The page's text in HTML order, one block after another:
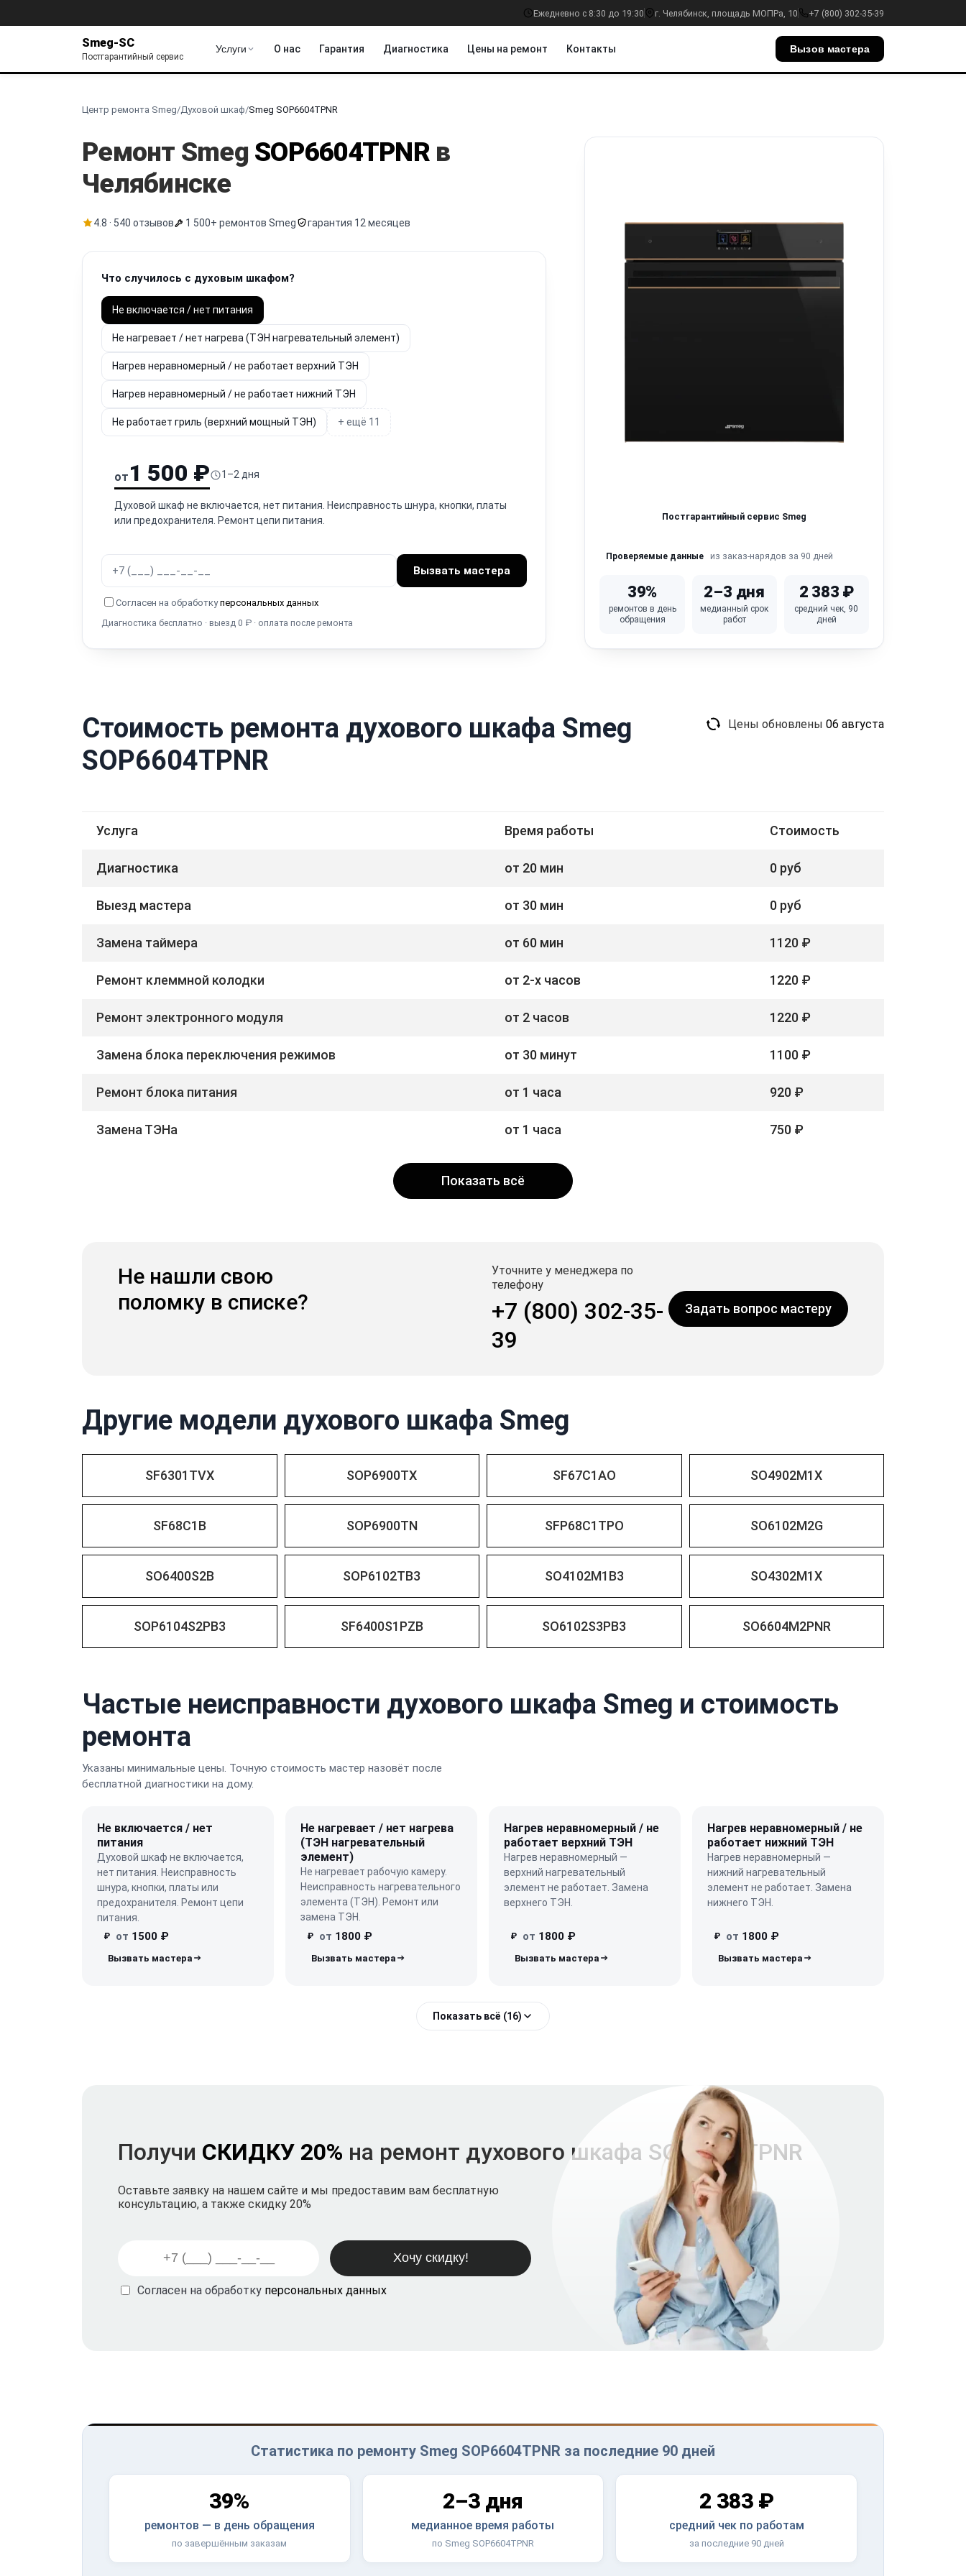
Ежедневно с 8:30 до 19:30 г. Челябинск, площадь МОПРа, 10 +7 (800) 302-35-39
Smeg-SC
Постгарантийный сервис
Услуги О нас Гарантия Диагностика Цены на ремонт Контакты Вызов мастера
Центр ремонта Smeg/Духовой шкаф/Smeg SOP6604TPNR
Ремонт Smeg SOP6604TPNR в
Челябинске
4.8 · 540 отзывов 1 500+ ремонтов Smeg гарантия 12 месяцев
Что случилось с духовым шкафом?
Не включается / нет питания
Не нагревает / нет нагрева (ТЭН нагревательный элемент)
Нагрев неравномерный / не работает верхний ТЭН
Нагрев неравномерный / не работает нижний ТЭН
Не работает гриль (верхний мощный ТЭН) + ещё 11
от 1 500 ₽ 1–2 дня
Духовой шкаф не включается, нет питания. Неисправность шнура, кнопки, платы
или предохранителя. Ремонт цепи питания.
Вызвать мастера
Согласен на обработкуперсональных данных
Диагностика бесплатно · выезд 0 ₽ · оплата после ремонта
Постгарантийный сервис Smeg
Проверяемые данные из заказ-нарядов за 90 дней
39%
ремонтов в день
обращения
2–3 дня
медианный срок
работ
2 383 ₽
средний чек, 90
дней
Стоимость ремонта духового шкафа Smeg
SOP6604TPNR
Цены обновлены 06 августа
Услуга Время работы Стоимость
Диагностика от 20 мин 0 руб
Выезд мастера от 30 мин 0 руб
Замена таймера от 60 мин 1120 ₽
Ремонт клеммной колодки от 2-х часов 1220 ₽
Ремонт электронного модуля от 2 часов 1220 ₽
Замена блока переключения режимов от 30 минут 1100 ₽
Ремонт блока питания от 1 часа 920 ₽
Замена ТЭНа от 1 часа 750 ₽
Показать всё
Не нашли свою
поломку в списке?
Уточните у менеджера по
телефону
+7 (800) 302-35-
39
Задать вопрос мастеру
Другие модели духового шкафа Smeg
SF6301TVX SOP6900TX SF67C1AO SO4902M1X
SF68C1B SOP6900TN SFP68C1TPO SO6102M2G
SO6400S2B SOP6102TB3 SO4102M1B3 SO4302M1X
SOP6104S2PB3 SF6400S1PZB SO6102S3PB3 SO6604M2PNR
Частые неисправности духового шкафа Smeg и стоимость
ремонта
Указаны минимальные цены. Точную стоимость мастер назовёт после
бесплатной диагностики на дому.
Не включается / нет
питания
Духовой шкаф не включается,
нет питания. Неисправность
шнура, кнопки, платы или
предохранителя. Ремонт цепи
питания.
₽ от 1500 ₽
Не нагревает / нет нагрева
(ТЭН нагревательный
элемент)
Не нагревает рабочую камеру.
Неисправность нагревательного
элемента (ТЭН). Ремонт или
замена ТЭН.
₽ от 1800 ₽
Нагрев неравномерный / не
работает верхний ТЭН
Нагрев неравномерный —
верхний нагревательный
элемент не работает. Замена
верхнего ТЭН.
₽ от 1800 ₽
Нагрев неравномерный / не
работает нижний ТЭН
Нагрев неравномерный —
нижний нагревательный
элемент не работает. Замена
нижнего ТЭН.
₽ от 1800 ₽
Показать всё (16)
Получи СКИДКУ 20% на ремонт духового шкафа SOP6604TPNR
Оставьте заявку на нашем сайте и мы предоставим вам бесплатную
консультацию, а также скидку 20%
Согласен на обработку персональных данных
Статистика по ремонту Smeg SOP6604TPNR за последние 90 дней
39%
ремонтов — в день обращения
по завершённым заказам
2–3 дня
медианное время работы
по Smeg SOP6604TPNR
2 383 ₽
средний чек по работам
за последние 90 дней